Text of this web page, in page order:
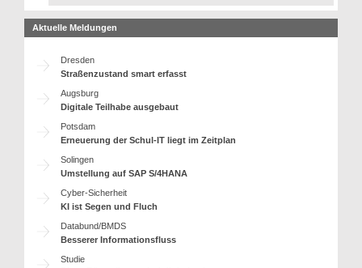
Aktuelle Meldungen
Dresden
Straßenzustand smart erfasst
Augsburg
Digitale Teilhabe ausgebaut
Potsdam
Erneuerung der Schul-IT liegt im Zeitplan
Solingen
Umstellung auf SAP S/4HANA
Cyber-Sicherheit
KI ist Segen und Fluch
Databund/BMDS
Besserer Informationsfluss
Studie